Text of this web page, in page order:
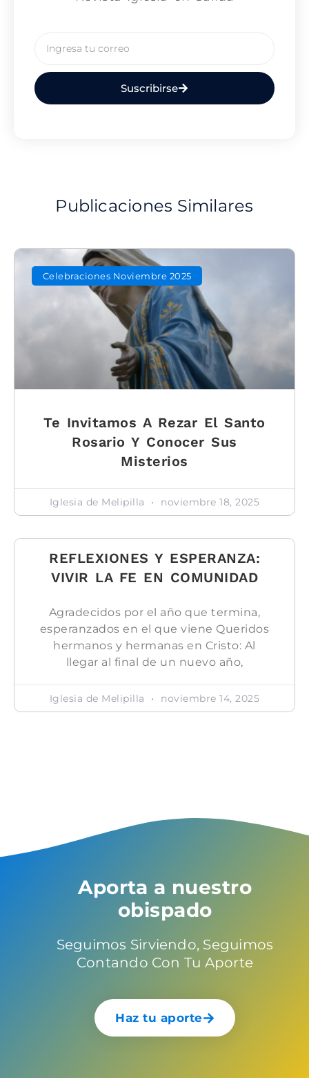
Suscribirse
Publicaciones Similares
Celebraciones Noviembre 2025
Te Invitamos A Rezar El Santo
Rosario Y Conocer Sus
Misterios
Iglesia de Melipilla noviembre 18, 2025
REFLEXIONES Y ESPERANZA:
VIVIR LA FE EN COMUNIDAD
Agradecidos por el año que termina,
esperanzados en el que viene Queridos
hermanos y hermanas en Cristo: Al
llegar al final de un nuevo año,
Iglesia de Melipilla noviembre 14, 2025
Aporta a nuestro
obispado
Seguimos Sirviendo, Seguimos
Contando Con Tu Aporte
Haz tu aporte